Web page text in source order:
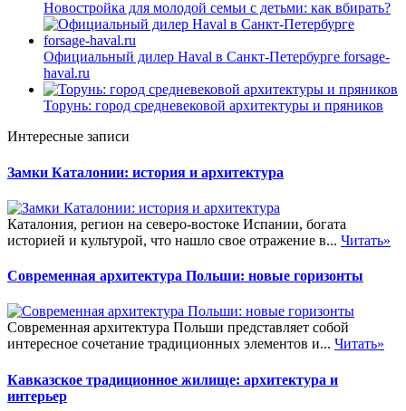
Новостройка для молодой семьи с детьми: как вбирать?
Официальный дилер Haval в Санкт-Петербурге forsage-
haval.ru
Торунь: город средневековой архитектуры и пряников
Интересные записи
Замки Каталонии: история и архитектура
Каталония, регион на северо-востоке Испании, богата
историей и культурой, что нашло свое отражение в... Читать»
Современная архитектура Польши: новые горизонты
Современная архитектура Польши представляет собой
интересное сочетание традиционных элементов и... Читать»
Кавказское традиционное жилище: архитектура и
интерьер